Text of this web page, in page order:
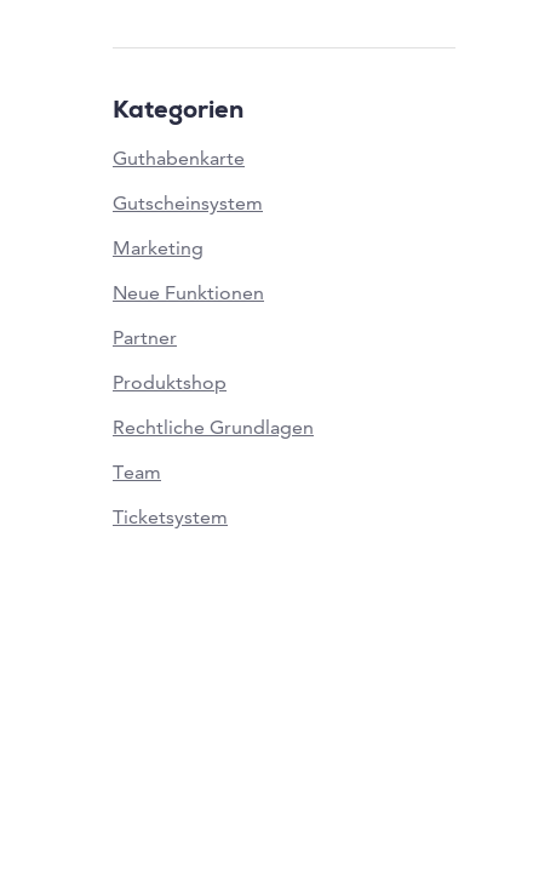
Kategorien
Guthabenkarte
Gutscheinsystem
Marketing
Neue Funktionen
Partner
Produktshop
Rechtliche Grundlagen
Team
Ticketsystem